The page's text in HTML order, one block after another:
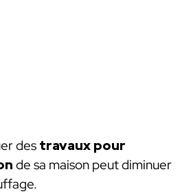
des travaux pour
de sa maison peut diminuer